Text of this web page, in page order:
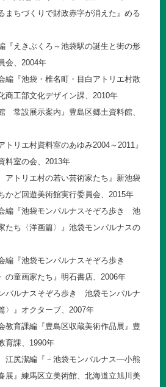
まちづくりで財政赤字が消えた』める
『えきぶくろ～池袋駅の誕生と街の形
会、2004年
編『池袋・椎名町・目白アトリエ村散
商工部文化デザイン課、2010年
常設展示案内』豊島区郷土資料館、
トリエ村資料室のあゆみ2004～2011』
室の会、2013年
アトリエ村の若い芸術家たち』新池袋
かど回遊美術館実行委員会、2015年
編『池袋モンパルナスそぞろ歩き 池
たち〈洋画篇〉』池袋モンパルナスの
編『池袋モンパルナスそぞろ歩き
の童画家たち』明石書店、2006年
パルナスそぞろ歩き 池袋モンパルナ
〉』オクターブ、2007年
教育課編『豊島区収蔵美術作品展』豊
育課、1990年
江尻潔編『－池袋モンパルナス―小熊
展』練馬区立美術館、北海道立旭川美